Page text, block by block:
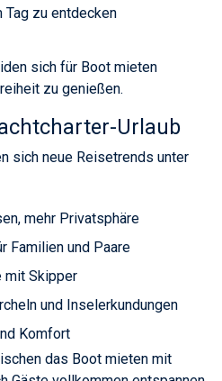
Tag zu entdecken
sich für Boot mieten
zu genießen.
Urlaub
sich neue Reisetrends unter
mehr Privatsphäre
Familien und Paare
mit Skipper
und Inselerkundungen
Komfort
das Boot mieten mit